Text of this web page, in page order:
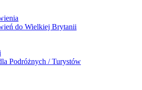
do Wielkiej Brytanii
Podróżnych / Turystów